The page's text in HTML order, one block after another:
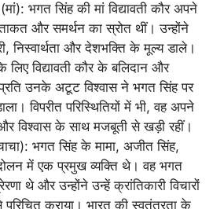
(मां): भगत सिंह की मां विद्यावती कौर अपने
और समर्थन का स्रोत थीं। उन्होंने
निस्वार्थता और देशभक्ति के मूल्य डाले।
लिए विद्यावती कौर के बलिदान और
उनके अटूट विश्वास ने भगत सिंह पर
विपरीत परिस्थितियों में भी, वह अपने
विश्वास के साथ मजबूती से खड़ी रहीं।
भगत सिंह के मामा, अजीत सिंह,
में एक प्रमुख व्यक्ति थे। वह भगत
थे और उन्होंने उन्हें क्रांतिकारी विचारों
परिचित कराया। भारत की स्वतंत्रता के